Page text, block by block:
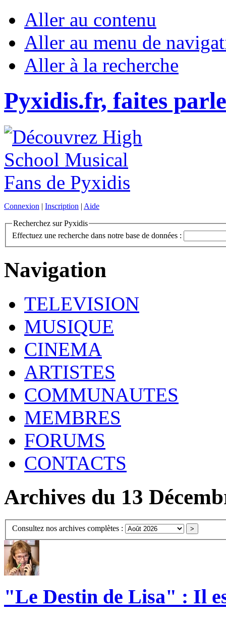
Aller au contenu
Aller au menu de
Aller à la recherche
Pyxidis.fr, faites
Connexion | Inscription | Aide
Recherchez sur Pyxidis
Effectuez une recherche dans notre base de données :
Navigation
TELEVISION
MUSIQUE
CINEMA
ARTISTES
COMMUNAUTES
MEMBRES
FORUMS
CONTACTS
Archives du 13
Consultez nos archives complètes :
"Le Destin de Lisa" : Il